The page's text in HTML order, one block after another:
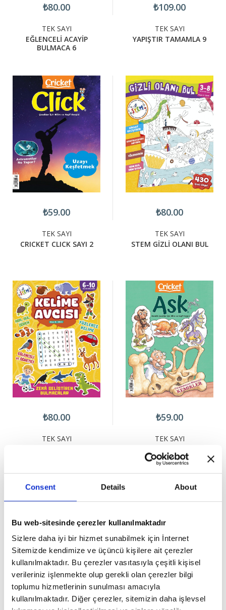
Consent Details About
Bu web-sitesinde çerezler kullanılmaktadır
Sizlere daha iyi bir hizmet sunabilmek için İnternet
Sitemizde kendimize ve üçüncü kişilere ait çerezler
kullanılmaktadır. Bu çerezler vasıtasıyla çeşitli kişisel
verileriniz işlenmekte olup gerekli olan çerezler bilgi
toplumu hizmetlerinin sunulması amacıyla
kullanılmaktadır. Diğer çerezler, sitemizin daha işlevsel
₺80.00
TEK SAYI
EĞLENCELİ ACAYİP
BULMACA 6
₺109.00
TEK SAYI
YAPIŞTIR TAMAMLA 9
₺59.00
TEK SAYI
CRICKET CLICK SAYI 2
₺80.00
TEK SAYI
STEM GİZLİ OLANI BUL
₺80.00
TEK SAYI
₺59.00
TEK SAYI